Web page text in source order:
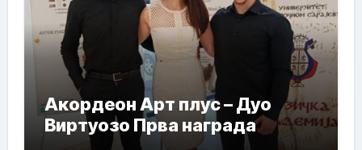
Акордеон Арт плус – Дуо
Виртуозо Прва награда